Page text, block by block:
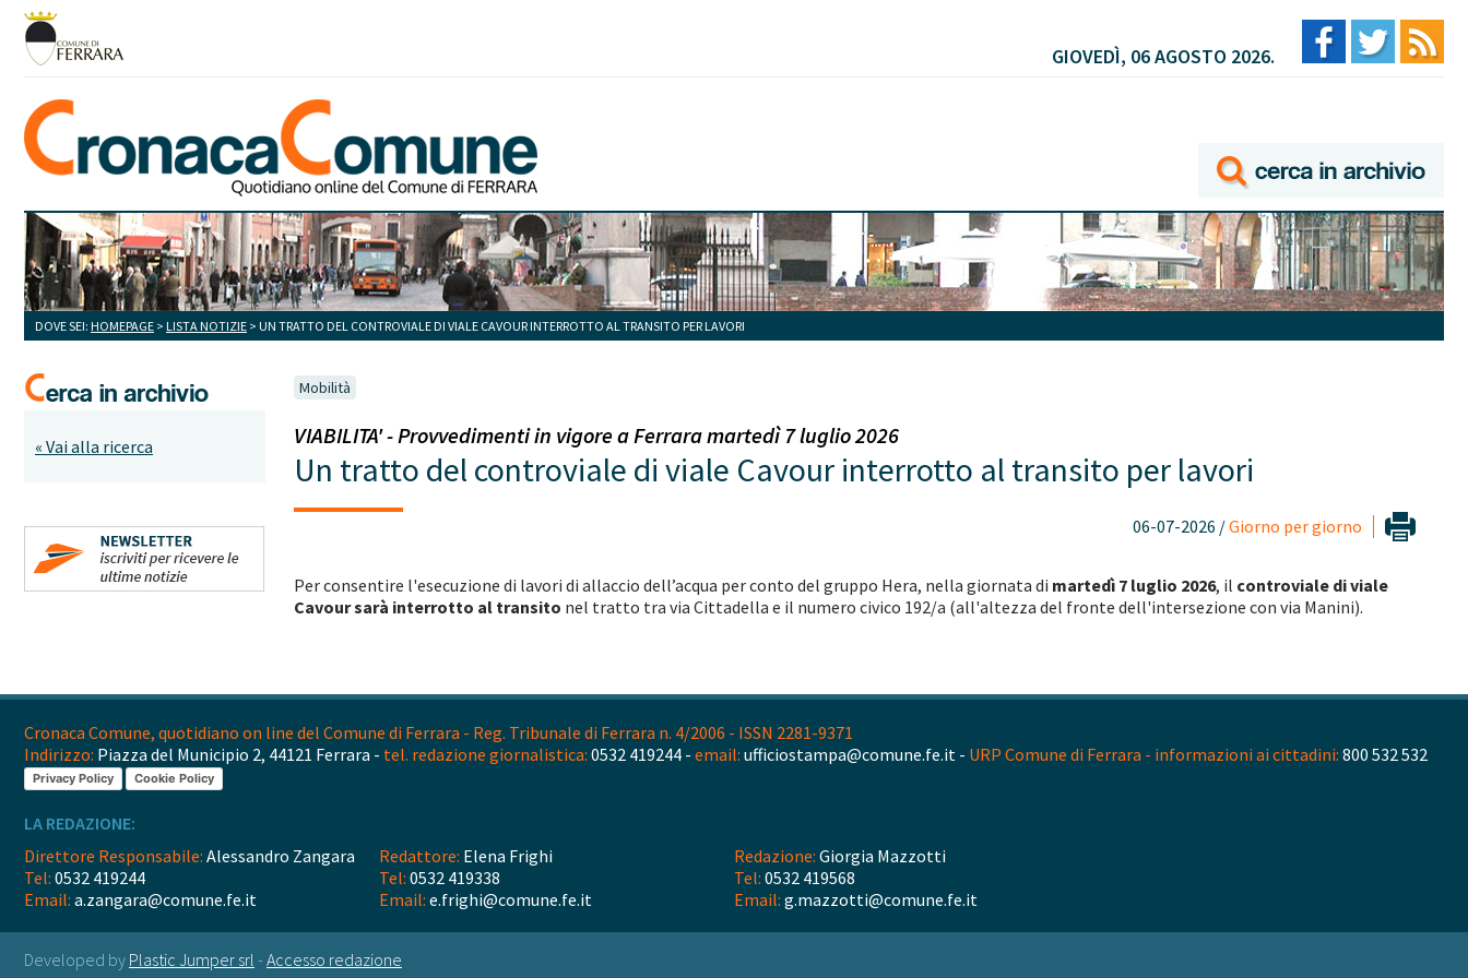
GIOVEDÌ, 06 AGOSTO 2026.
DOVE SEI: HOMEPAGE > LISTA NOTIZIE > UN TRATTO DEL CONTROVIALE DI VIALE CAVOUR INTERROTTO AL TRANSITO PER LAVORI
« Vai alla ricerca
Mobilità
VIABILITA' - Provvedimenti in vigore a Ferrara martedì 7 luglio 2026
Un tratto del controviale di viale Cavour interrotto al transito per lavori
06-07-2026 /Giorno per giorno
Per consentire l'esecuzione di lavori di allaccio dell’acqua per conto del gruppo Hera, nella giornata di martedì 7 luglio 2026, il controviale di viale
Cavour sarà interrotto al transito nel tratto tra via Cittadella e il numero civico 192/a (all'altezza del fronte dell'intersezione con via Manini).
Cronaca Comune, quotidiano on line del Comune di Ferrara - Reg. Tribunale di Ferrara n. 4/2006 - ISSN 2281-9371
Indirizzo: Piazza del Municipio 2, 44121 Ferrara - tel. redazione giornalistica: 0532 419244 - email: ufficiostampa@comune.fe.it - URP Comune di Ferrara - informazioni ai cittadini: 800 532 532
Privacy Policy Cookie Policy
LA REDAZIONE:
Direttore Responsabile: Alessandro Zangara
Tel: 0532 419244
Email: a.zangara@comune.fe.it
Redattore: Elena Frighi
Tel: 0532 419338
Email: e.frighi@comune.fe.it
Redazione: Giorgia Mazzotti
Tel: 0532 419568
Email: g.mazzotti@comune.fe.it
Developed by Plastic Jumper srl - Accesso redazione